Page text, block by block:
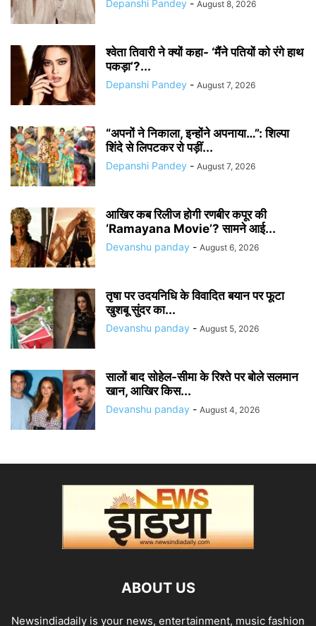
Depanshi Pandey - August 8, 2026
श्वेता तिवारी ने क्यों कहा- ‘मैंने पतियों को रंगे हाथ
पकड़ा’?...
Depanshi Pandey - August 7, 2026
“अपनों ने निकाला, इन्होंने अपनाया…”: शिल्पा
शिंदे से लिपटकर रो पड़ीं...
Depanshi Pandey - August 7, 2026
आखिर कब रिलीज होगी रणबीर कपूर की
‘Ramayana Movie’? सामने आई...
Devanshu panday - August 6, 2026
तृषा पर उदयनिधि के विवादित बयान पर फूटा
खुशबू सुंदर का...
Devanshu panday - August 5, 2026
सालों बाद सोहेल-सीमा के रिश्ते पर बोले सलमान
खान, आखिर किस...
Devanshu panday - August 4, 2026
ABOUT US
Newsindiadaily is your news, entertainment, music fashion